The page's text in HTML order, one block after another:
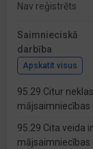
Nav reģistrēts
Saimnieciskā
darbība
Apskatīt visus
95.29 Citur
mājsaimniecības
95.29 Cita veida